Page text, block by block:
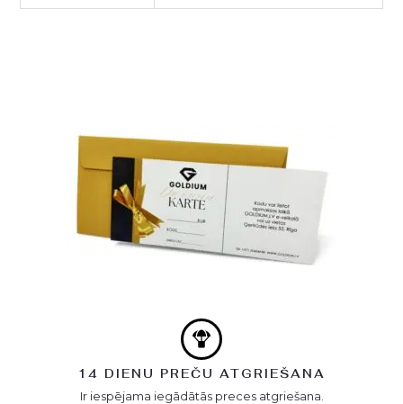
14 DIENU PREČU ATGRIEŠANA
Ir iespējama iegādātās preces atgriešana.